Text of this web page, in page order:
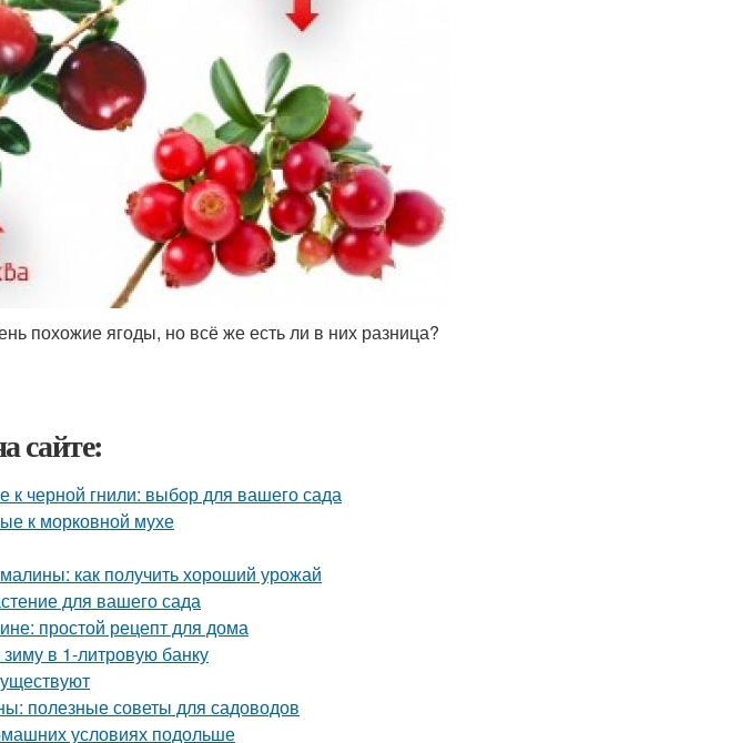
похожие ягоды, но всё же есть ли в них разница?
сайте:
к черной гнили: выбор для вашего сада
к морковной мухе
как получить хороший урожай
для вашего сада
простой рецепт для дома
в 1-литровую банку
полезные советы для садоводов
условиях подольше